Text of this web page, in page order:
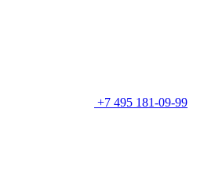
+7 495 181-09-99